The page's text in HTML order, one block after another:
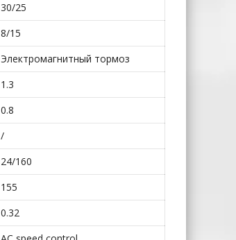
30/25
8/15
Электромагнитный тормоз
1.3
0.8
/
24/160
155
0.32